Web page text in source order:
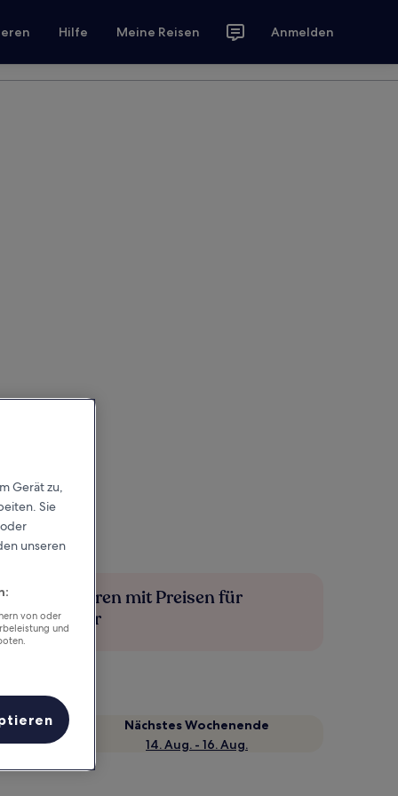
Hilfe Meine Reisen Anmelden
Mehr sparen mit Preisen für
Mitglieder
Nächstes Wochenende
14. Aug. - 16. Aug.
Gerät zu,
Sie
unseren
von oder
und